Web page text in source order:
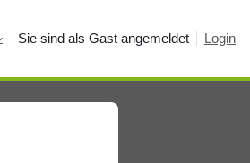
Sie sind als Gast angemeldet Login